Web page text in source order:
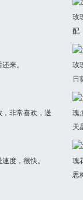
来。
非常喜欢，送
度，很快。